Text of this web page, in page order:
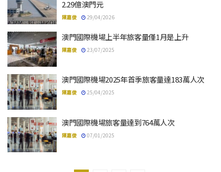
2.29億澳門元
陳嘉俊 29/04/2026
澳門國際機場上半年旅客量僅1月是上升
陳嘉俊 23/07/2025
澳門國際機場2025年首季旅客量達183萬人次
陳嘉俊 25/04/2025
澳門國際機場旅客量達到764萬人次
陳嘉俊 07/01/2025